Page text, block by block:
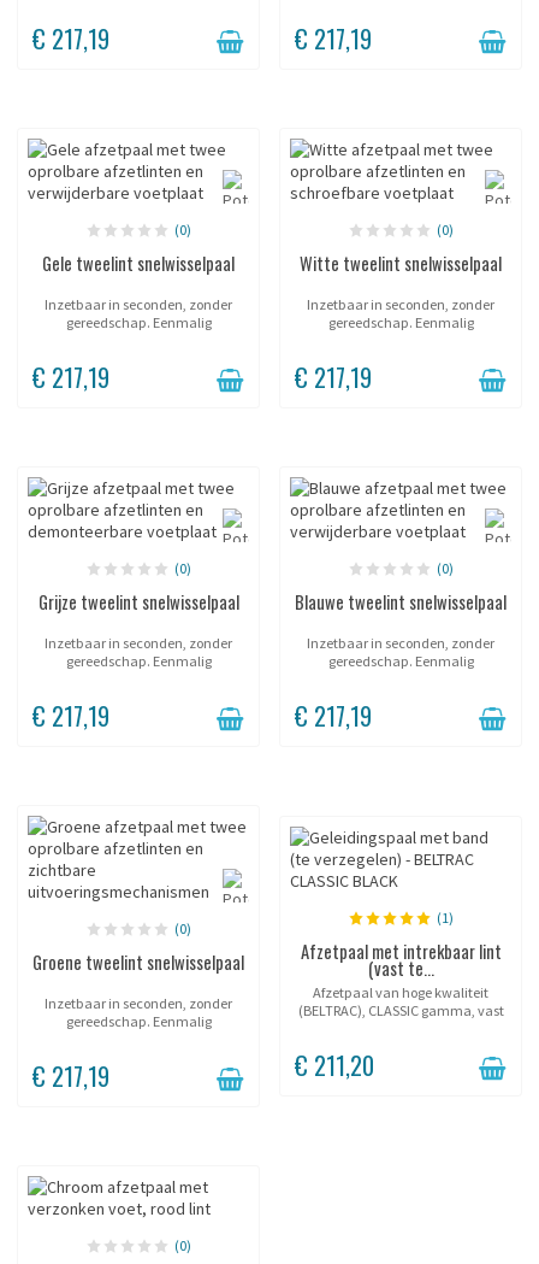
verwijderd. Twee lintuitgangen,
één paal. Vorm een...
€ 217,19
verwijderd. Twee lintuitgangen,
één paal. Vorm een...
€ 217,19
(0)
Gele tweelint snelwisselpaal
Inzetbaar in seconden, zonder
gereedschap. Eenmalig
verwijderd. Twee lintuitgangen,
één paal. Vorm een...
€ 217,19
(0)
Witte tweelint snelwisselpaal
Inzetbaar in seconden, zonder
gereedschap. Eenmalig
verwijderd. Twee lintuitgangen,
één paal. Vorm een...
€ 217,19
(0)
Grijze tweelint snelwisselpaal
Inzetbaar in seconden, zonder
gereedschap. Eenmalig
verwijderd. Twee lintuitgangen,
één paal. Vorm een...
€ 217,19
(0)
Blauwe tweelint snelwisselpaal
Inzetbaar in seconden, zonder
gereedschap. Eenmalig
verwijderd. Twee lintuitgangen,
één paal. Vorm een...
€ 217,19
(0)
Groene tweelint snelwisselpaal
Inzetbaar in seconden, zonder
gereedschap. Eenmalig
verwijderd. Twee lintuitgangen,
één paal. Vorm een...
€ 217,19
(1)
Afzetpaal met intrekbaar lint
(vast te...
Afzetpaal van hoge kwaliteit
(BELTRAC), CLASSIC gamma, vast
€ 211,20
(0)